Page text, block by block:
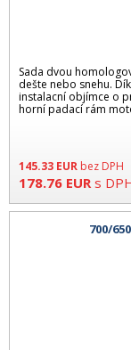
Sada dvou
dešte nebo snehu.
instalacní objímce o
horní padací rám
145.33 EUR bez DPH
178.76 EUR s
700/